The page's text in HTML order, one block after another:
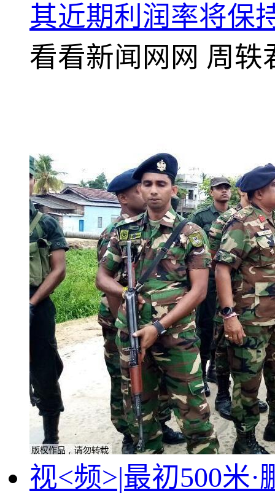
其近期利润率将保
看看新闻网网 周轶
视<频>|最初500米